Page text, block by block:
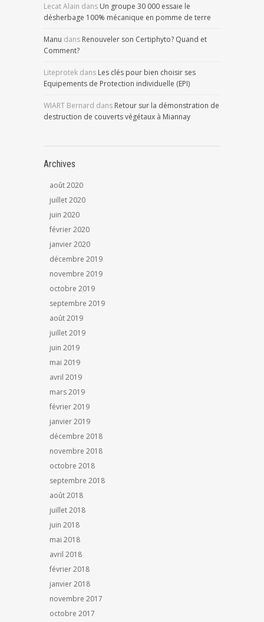
Lecat Alain dans Un groupe 30 000 essaie le
désherbage 100% mécanique en pomme de terre
Manu dans Renouveler son Certiphyto? Quand et
Comment?
Liteprotek dans Les clés pour bien choisir ses
Equipements de Protection individuelle (EPI)
WIART Bernard dans Retour sur la démonstration de
destruction de couverts végétaux à Miannay
Archives
août 2020
juillet 2020
juin 2020
février 2020
janvier 2020
décembre 2019
novembre 2019
octobre 2019
septembre 2019
août 2019
juillet 2019
juin 2019
mai 2019
avril 2019
mars 2019
février 2019
janvier 2019
décembre 2018
novembre 2018
octobre 2018
septembre 2018
août 2018
juillet 2018
juin 2018
mai 2018
avril 2018
février 2018
janvier 2018
novembre 2017
octobre 2017